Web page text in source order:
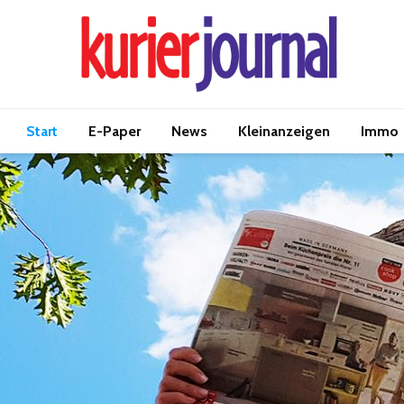
Start E-Paper News Kleinanzeigen Immo